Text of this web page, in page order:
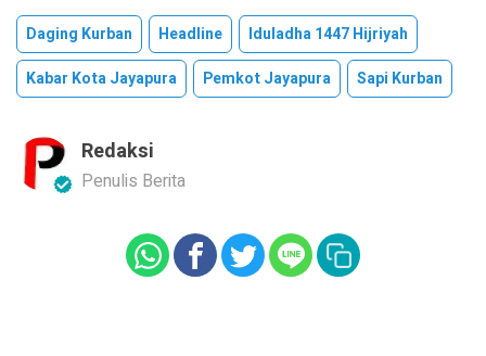
Daging Kurban Headline
Iduladha 1447 Hijriyah
Kabar Kota Jayapura
Pemkot Jayapura Sapi Kurban
Redaksi
Penulis Berita